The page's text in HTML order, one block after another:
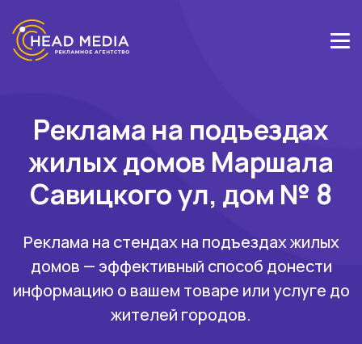
Реклама на подъездах
жилых домов Маршала
Савицкого ул, дом № 8
Реклама на стендах на подъездах жилых
домов — эффективный способ донести
информацию о вашем товаре или услуге до
жителей городов.